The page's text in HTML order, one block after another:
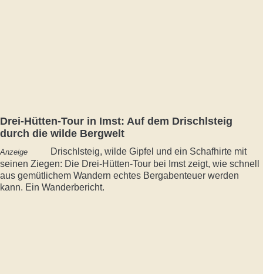
Drei-Hütten-Tour in Imst: Auf dem Drischlsteig
durch die wilde Bergwelt
Anzeige
Drischlsteig, wilde Gipfel und ein Schafhirte mit
seinen Ziegen: Die Drei-Hütten-Tour bei Imst zeigt, wie schnell
aus gemütlichem Wandern echtes Bergabenteuer werden
kann. Ein Wanderbericht.